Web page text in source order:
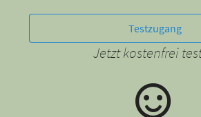
Testzugang
Jetzt kostenfrei